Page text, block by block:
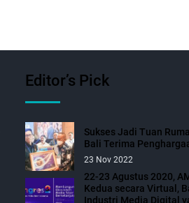
Editor’s Pick
Sukses Jadi Tuan
Bali Terima
23 Nov 2022
22-23 Agustus 2020,
Kedua secara Virtual,
Industri Media Digital